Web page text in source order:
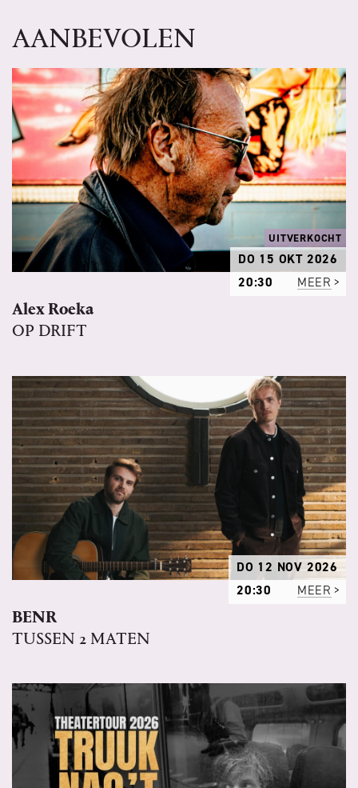
AANBEVOLEN
UITVERKOCHT
DO 15 OKT 2026
20:30
MEER
Alex Roeka
OP DRIFT
DO 12 NOV 2026
20:30
MEER
BENR
TUSSEN 2 MATEN